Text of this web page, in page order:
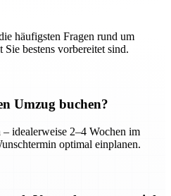
häufigsten Fragen rund um
bestens vorbereitet sind.
Umzug buchen?
idealerweise 2–4 Wochen im
optimal einplanen.